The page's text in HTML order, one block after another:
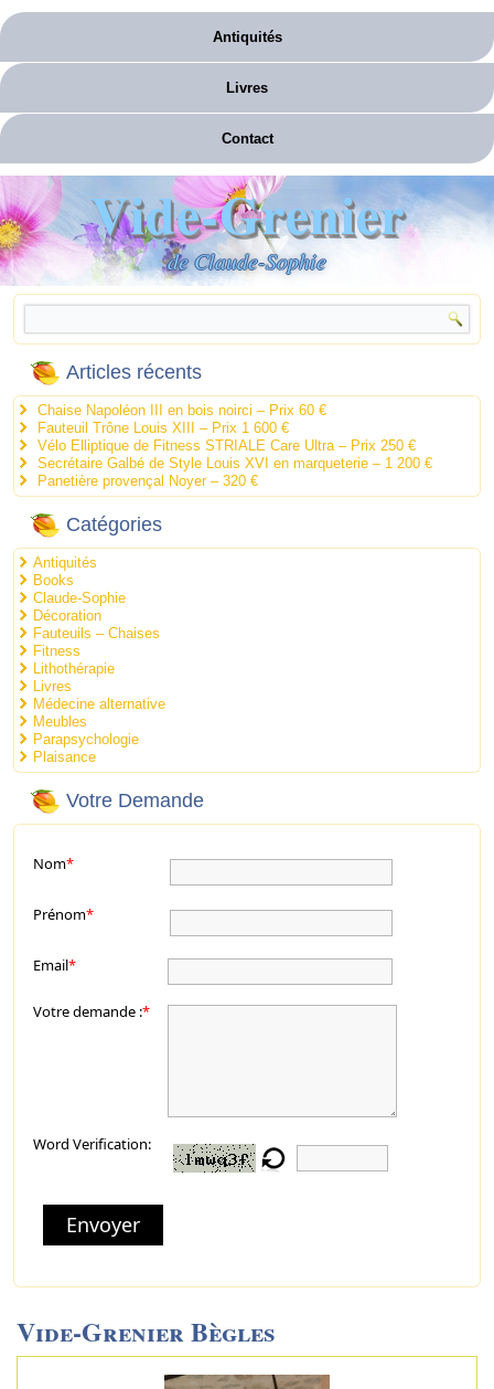
Antiquités
Livres
Contact
Vide-Grenier
de Claude-Sophie
Articles récents
Chaise Napoléon III en bois noirci – Prix 60 €
Fauteuil Trône Louis XIII – Prix 1 600 €
Vélo Elliptique de Fitness STRIALE Care Ultra – Prix 250 €
Secrétaire Galbé de Style Louis XVI en marqueterie – 1 200 €
Panetière provençal Noyer – 320 €
Catégories
Antiquités
Books
Claude-Sophie
Décoration
Fauteuils – Chaises
Fitness
Lithothérapie
Livres
Médecine alternative
Meubles
Parapsychologie
Plaisance
Votre Demande
Nom*
Prénom*
Email*
Votre demande :*
Word Verification:
Envoyer
Vide-Grenier Bègles